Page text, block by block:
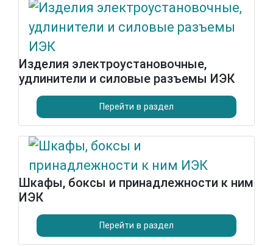
Изделия электроустановочные,
удлинители и силовые разъемы ИЭК
Перейти в раздел
Шкафы, боксы и принадлежности к ним
ИЭК
Перейти в раздел